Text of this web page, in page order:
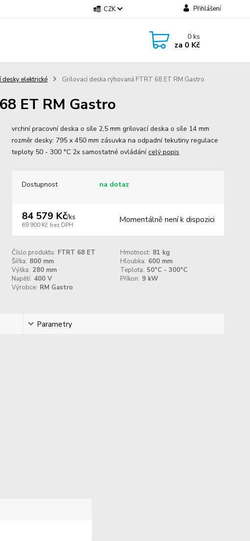
CZK Přihlášení
0ks
za 0 Kč
desky elektrické Grilovací deska rýhovaná FTRT 68 ET RM Gastro
ET RM Gastro
vrchní pracovní deska o síle 2,5 mm grilovací deska o síle 14 mm
rozměr desky: 795 x 450 mm zásuvka na odpadní tekutiny regulace
teploty 50 - 300 °C 2x samostatné ovládánícelý popis
Dostupnost na dotaz
84 579 Kč/ks
69 900 Kč bez DPH Momentálně není k dispozici
Číslo produktu: FTRT 68 ET Hmotnost: 81 kg
Šířka: 800 mm Hloubka: 600 mm
Výška: 280 mm Teplota: 50°C - 300°C
Napětí: 400 V Příkon: 9 kW
Výrobce: RM Gastro
Parametry